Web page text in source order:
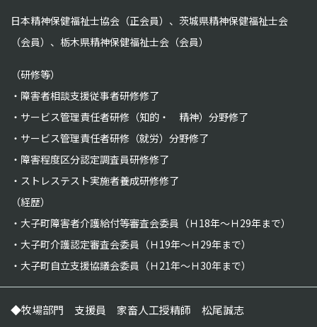
日本精神保健福祉士協会（正会員）、茨城県精神保健福祉士会
（会員）、栃木県精神保健福祉士会（会員）
（研修等）
障害者相談支援従事者研修修了
サービス管理責任者研修（知的・ 精神）分野修了
サービス管理責任者研修（就労）分野修了
障害程度区分認定調査員研修修了
ストレステスト実施者養成研修修了
（経歴）
大子町障害者介護給付等審査会委員（Ｈ18年～Ｈ29年まで）
大子町介護認定審査会委員（Ｈ19年～Ｈ29年まで）
大子町自立支援協議会委員（Ｈ21年～Ｈ30年まで）
◆牧場部門 支援員 家畜人工授精師 松尾誠志